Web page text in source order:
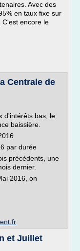
Avec des
en taux fixe sur
C'est encore le
Centrale de
d'intérêts bas, le
baissière.
par durée
précédents, une
dernier.
2016, on
et Juillet